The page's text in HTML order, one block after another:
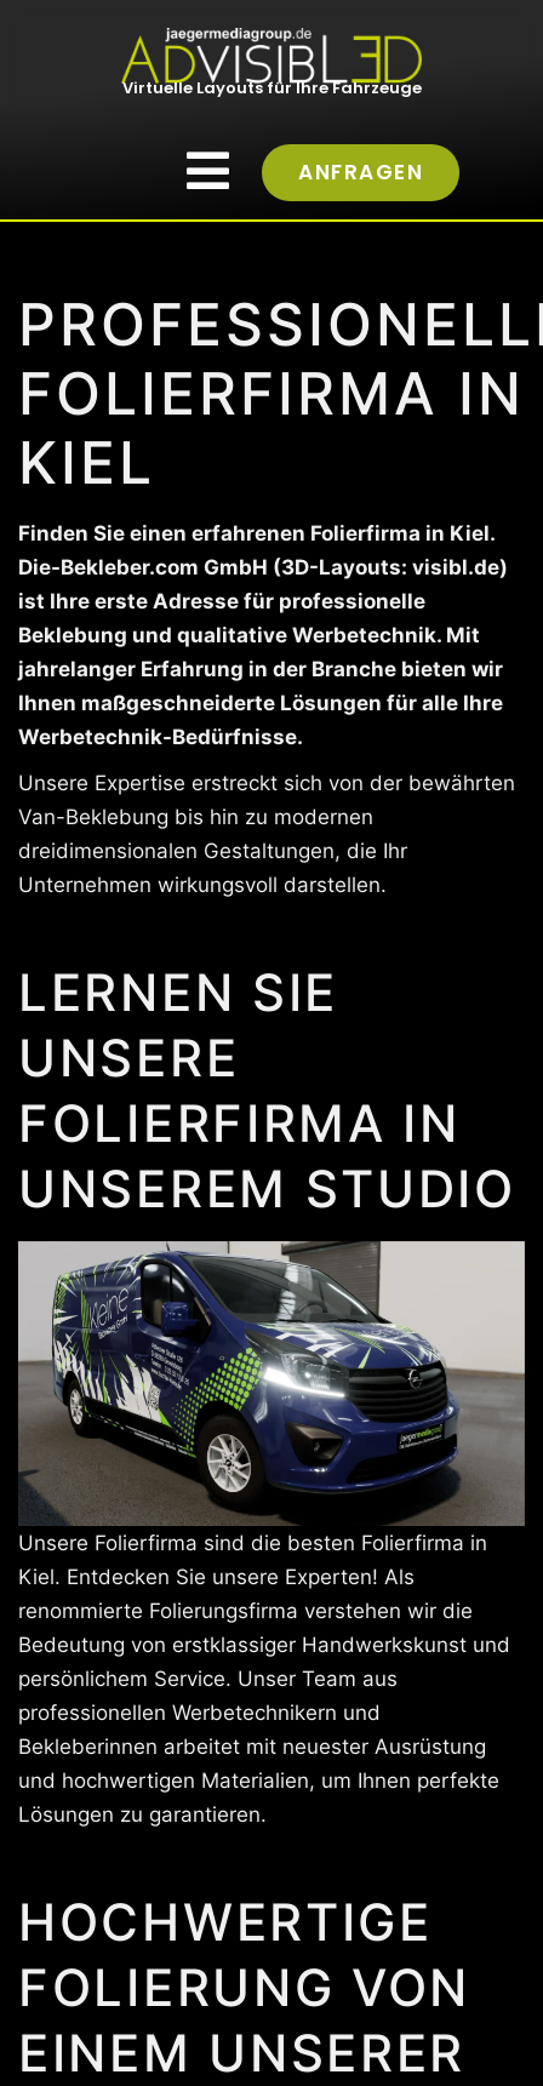
Virtuelle Layouts für Ihre Fahrzeuge
ANFRAGEN
FOLIERFIRMA IN
KIEL
Finden Sie einen erfahrenen Folierfirma in Kiel.
Die-Bekleber.com GmbH (3D-Layouts: visibl.de)
ist Ihre erste Adresse für professionelle
Beklebung und qualitative Werbetechnik. Mit
jahrelanger Erfahrung in der Branche bieten wir
Ihnen maßgeschneiderte Lösungen für alle Ihre
Werbetechnik-Bedürfnisse.
Unsere Expertise erstreckt sich von der bewährten
Van-Beklebung bis hin zu modernen
dreidimensionalen Gestaltungen, die Ihr
Unternehmen wirkungsvoll darstellen.
LERNEN SIE
UNSERE
FOLIERFIRMA IN
UNSEREM STUDIO
Unsere Folierfirma sind die besten Folierfirma in
Kiel. Entdecken Sie unsere Experten! Als
renommierte Folierungsfirma verstehen wir die
Bedeutung von erstklassiger Handwerkskunst und
persönlichem Service. Unser Team aus
professionellen Werbetechnikern und
Bekleberinnen arbeitet mit neuester Ausrüstung
und hochwertigen Materialien, um Ihnen perfekte
Lösungen zu garantieren.
HOCHWERTIGE
FOLIERUNG VON
EINEM UNSERER